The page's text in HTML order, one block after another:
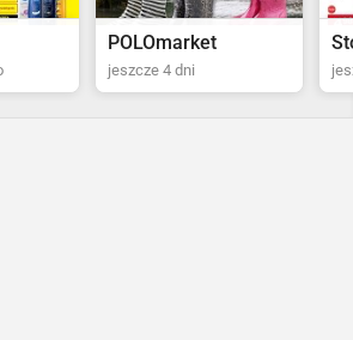
jeszcze 5 dni za